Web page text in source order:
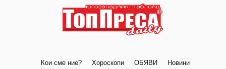
Кои сме ние? Хороскопи ОБЯВИ Новини